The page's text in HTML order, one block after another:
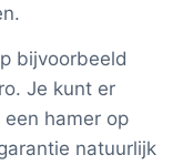
bijvoorbeeld
Je kunt er
hamer op
natuurlijk